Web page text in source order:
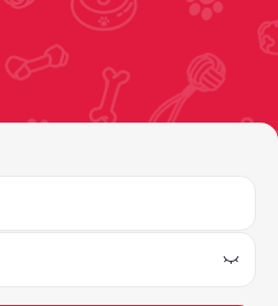
profile%2F863bd7fb-2dd4-